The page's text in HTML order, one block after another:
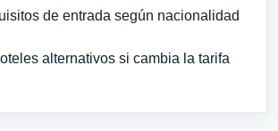
de entrada según nacionalidad
alternativos si cambia la tarifa